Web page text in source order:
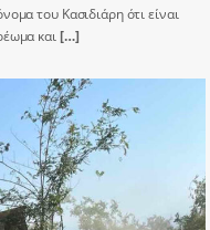
του Κασιδιάρη ότι είναι
και[…]